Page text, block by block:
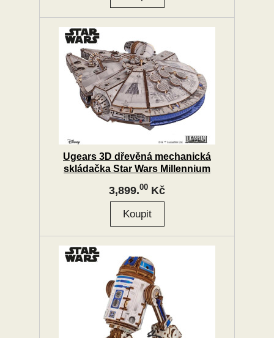
Ugears 3D dřevěná mechanická
skládačka Star Wars Millennium
3,899.00 Kč